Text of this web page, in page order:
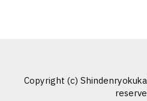
Copyright (c)